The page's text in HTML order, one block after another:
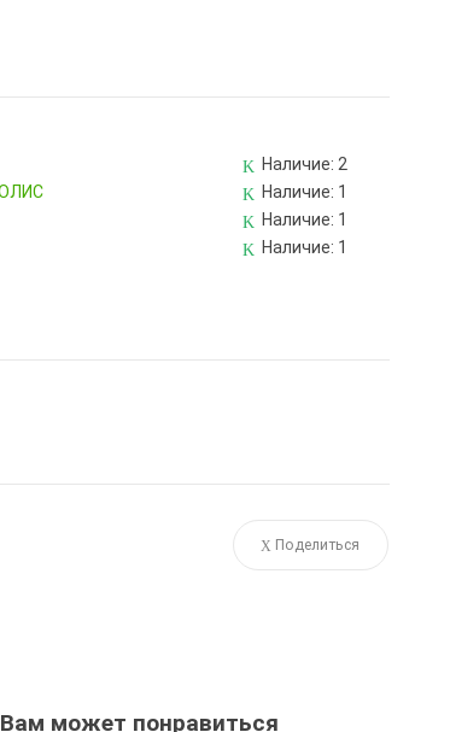
Наличие: 2
Наличие: 1
Наличие: 1
Наличие: 1
Поделиться
Вам может понравиться